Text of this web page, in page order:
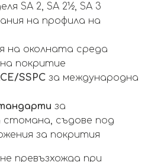
SA 2, SA 2½, SA 3
на профила на
на околната среда
покритие
SSPC за международна
за
стомана, съдове под
за покрития
превъзхожда при